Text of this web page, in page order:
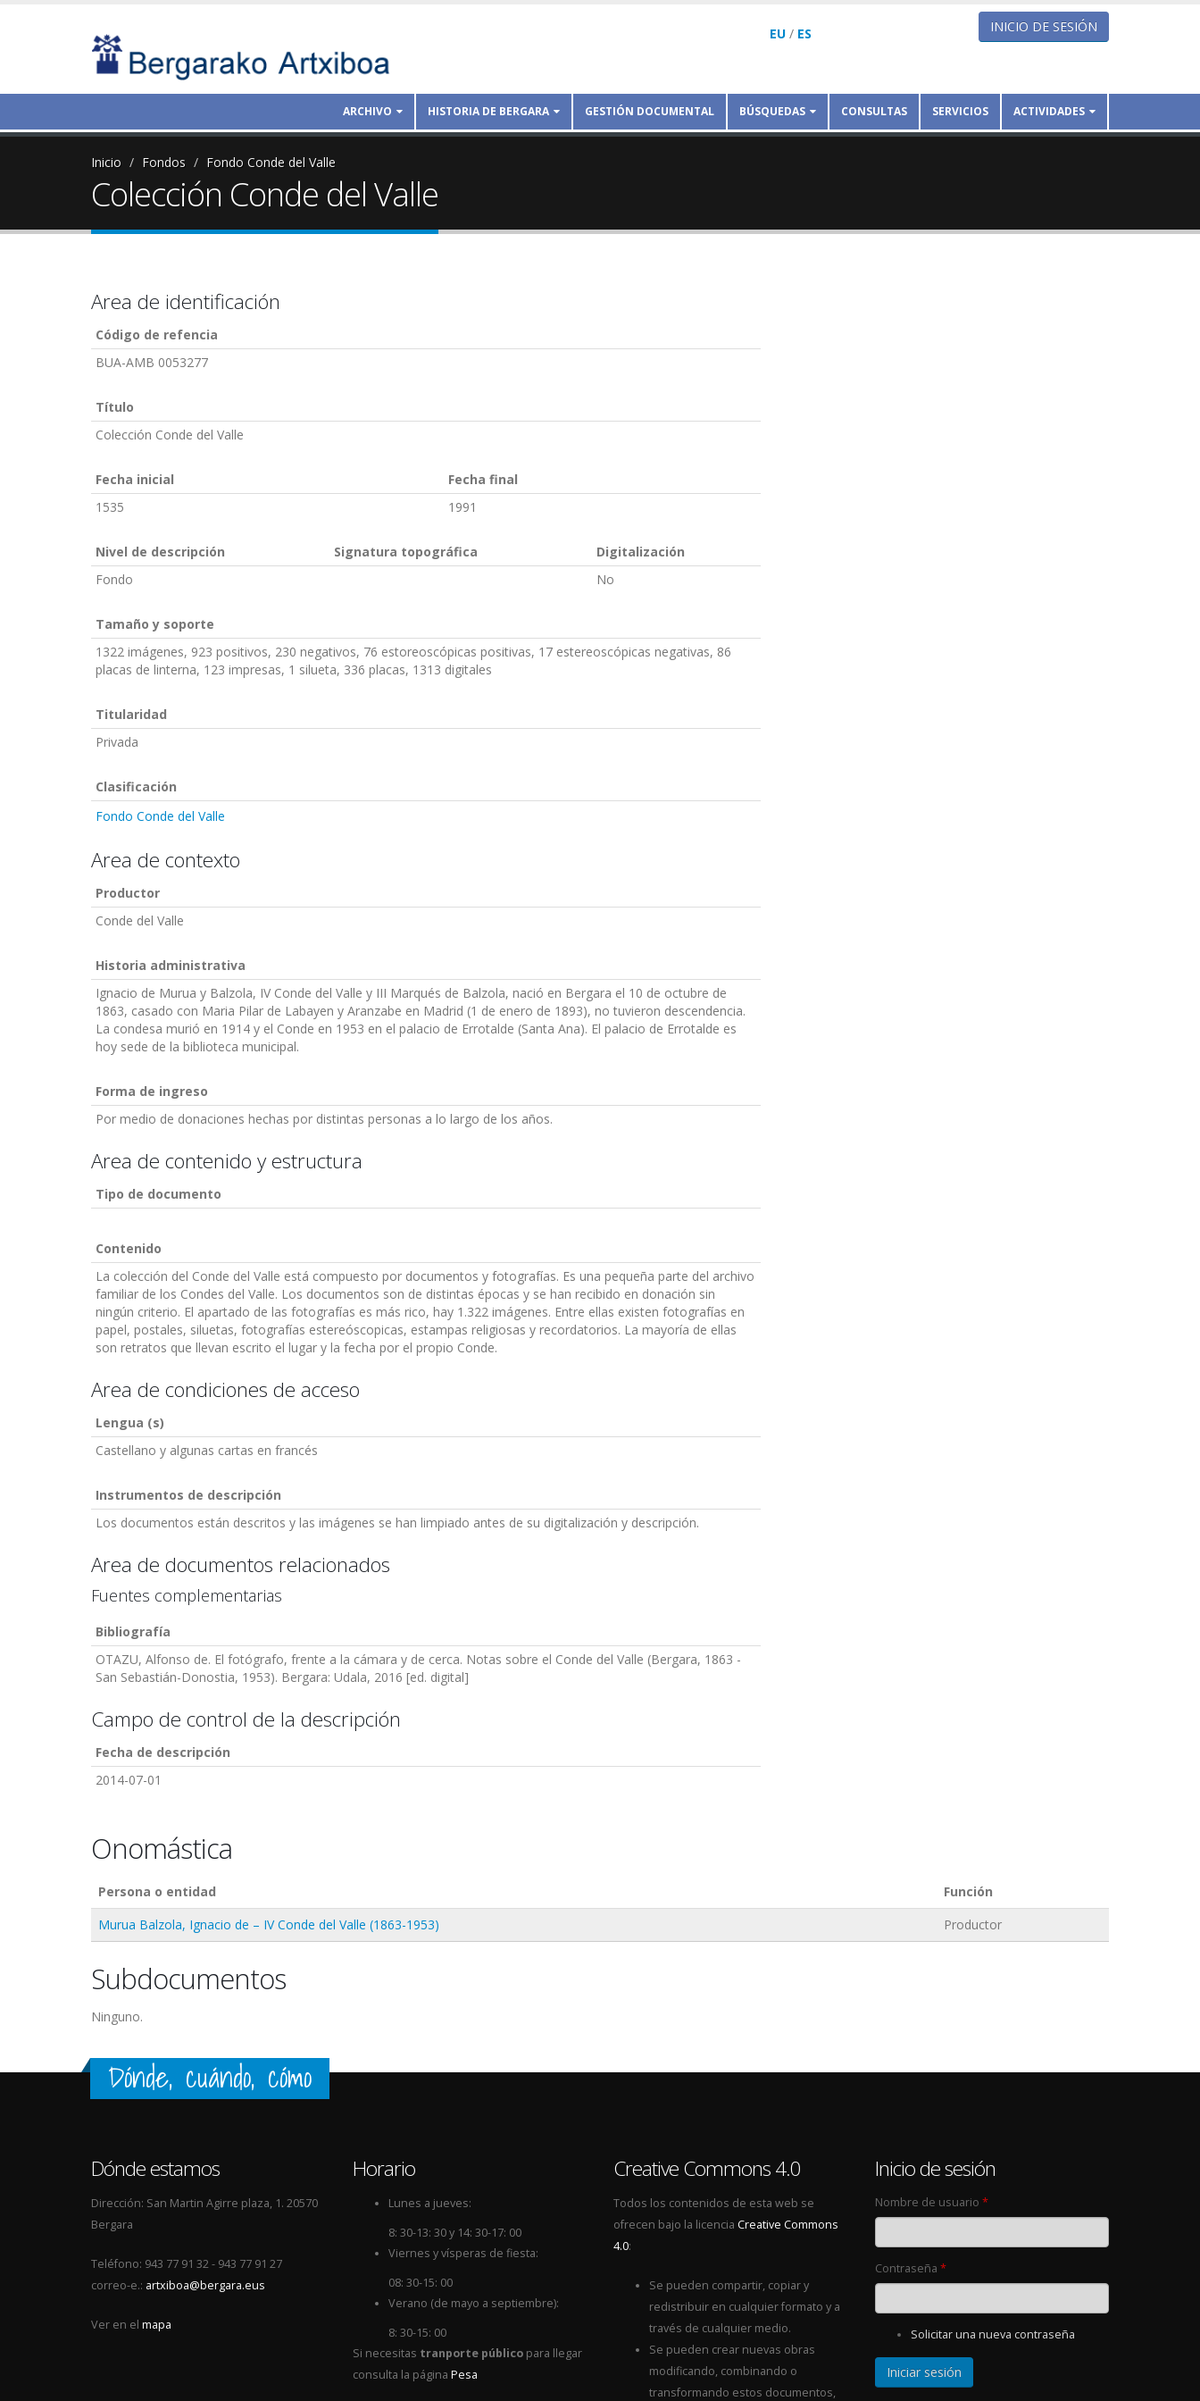
EU / ES INICIO DE SESIÓN
ARCHIVO HISTORIA DE BERGARA GESTIÓN DOCUMENTAL BÚSQUEDAS CONSULTAS SERVICIOS ACTIVIDADES
Inicio Fondos Fondo Conde del Valle
Colección Conde del Valle
Area de identificación
Código de refencia
BUA-AMB 0053277
Título
Colección Conde del Valle
Fecha inicial
Fecha final
1535
1991
Nivel de descripción Signatura topográfica
Digitalización
Fondo
No
Tamaño y soporte
1322 imágenes, 923 positivos, 230 negativos, 76 estoreoscópicas positivas, 17 estereoscópicas negativas, 86
placas de linterna, 123 impresas, 1 silueta, 336 placas, 1313 digitales
Titularidad
Privada
Clasificación
Fondo Conde del Valle
Area de contexto
Productor
Conde del Valle
Historia administrativa
Ignacio de Murua y Balzola, IV Conde del Valle y III Marqués de Balzola, nació en Bergara el 10 de octubre de
1863, casado con Maria Pilar de Labayen y Aranzabe en Madrid (1 de enero de 1893), no tuvieron descendencia.
La condesa murió en 1914 y el Conde en 1953 en el palacio de Errotalde (Santa Ana). El palacio de Errotalde es
hoy sede de la biblioteca municipal.
Forma de ingreso
Por medio de donaciones hechas por distintas personas a lo largo de los años.
Area de contenido y estructura
Tipo de documento
Contenido
La colección del Conde del Valle está compuesto por documentos y fotografías. Es una pequeña parte del archivo
familiar de los Condes del Valle. Los documentos son de distintas épocas y se han recibido en donación sin
ningún criterio. El apartado de las fotografías es más rico, hay 1.322 imágenes. Entre ellas existen fotografías en
papel, postales, siluetas, fotografías estereóscopicas, estampas religiosas y recordatorios. La mayoría de ellas
son retratos que llevan escrito el lugar y la fecha por el propio Conde.
Area de condiciones de acceso
Lengua (s)
Castellano y algunas cartas en francés
Instrumentos de descripción
Los documentos están descritos y las imágenes se han limpiado antes de su digitalización y descripción.
Area de documentos relacionados
Fuentes complementarias
Bibliografía
OTAZU, Alfonso de. El fotógrafo, frente a la cámara y de cerca. Notas sobre el Conde del Valle (Bergara, 1863 -
San Sebastián-Donostia, 1953). Bergara: Udala, 2016 [ed. digital]
Campo de control de la descripción
Fecha de descripción
2014-07-01
Onomástica
Persona o entidad
Función
Murua Balzola, Ignacio de – IV Conde del Valle (1863-1953)
Productor
Subdocumentos
Ninguno.
Dónde, cuándo, cómo
Dónde estamos
Dirección: San Martin Agirre plaza, 1. 20570
Bergara
Teléfono: 943 77 91 32 - 943 77 91 27
correo-e.: artxiboa@bergara.eus
Ver en el mapa
Horario
Lunes a jueves:
8: 30-13: 30 y 14: 30-17: 00
Viernes y vísperas de fiesta:
08: 30-15: 00
Verano (de mayo a septiembre):
8: 30-15: 00
Si necesitas tranporte públicopara llegar
consulta la página Pesa
Creative Commons 4.0
Todos los contenidos de esta web se
ofrecen bajo la licencia Creative Commons
4.0:
Se pueden compartir, copiar y
redistribuir en cualquier formato y a
través de cualquier medio.
Se pueden crear nuevas obras
modificando, combinando o
transformando estos documentos,
Inicio de sesión
Nombre de usuario *
Contraseña *
Solicitar una nueva contraseña